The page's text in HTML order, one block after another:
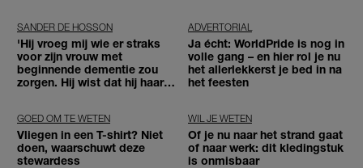
SANDER DE HOSSON
'Hij vroeg mij wie er straks
voor zijn vrouw met
beginnende dementie zou
zorgen. Hij wist dat hij haar
ADVERTORIAL
Ja écht: WorldPride is nog in
volle gang – en hier rol je nu
het allerlekkerst je bed in na
het feesten
GOED OM TE WETEN
Vliegen in een T-shirt? Niet
doen, waarschuwt deze
stewardess
WIL JE WETEN
Of je nu naar het strand gaat
of naar werk: dit kledingstuk
is onmisbaar